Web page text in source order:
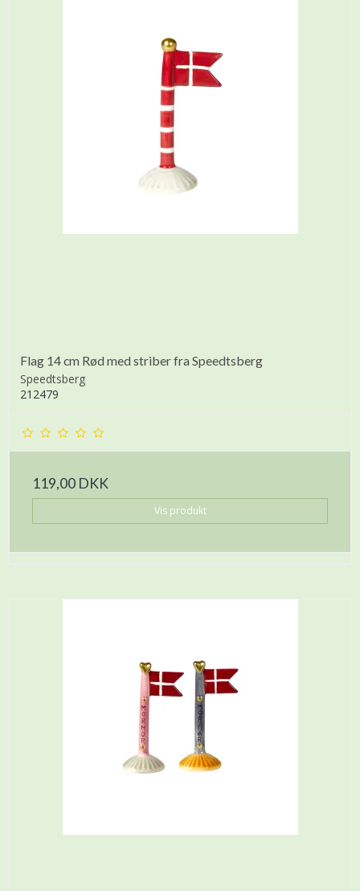
Flag 14 cm Rød med striber fra Speedtsberg
Speedtsberg
212479
119,00 DKK
Vis produkt